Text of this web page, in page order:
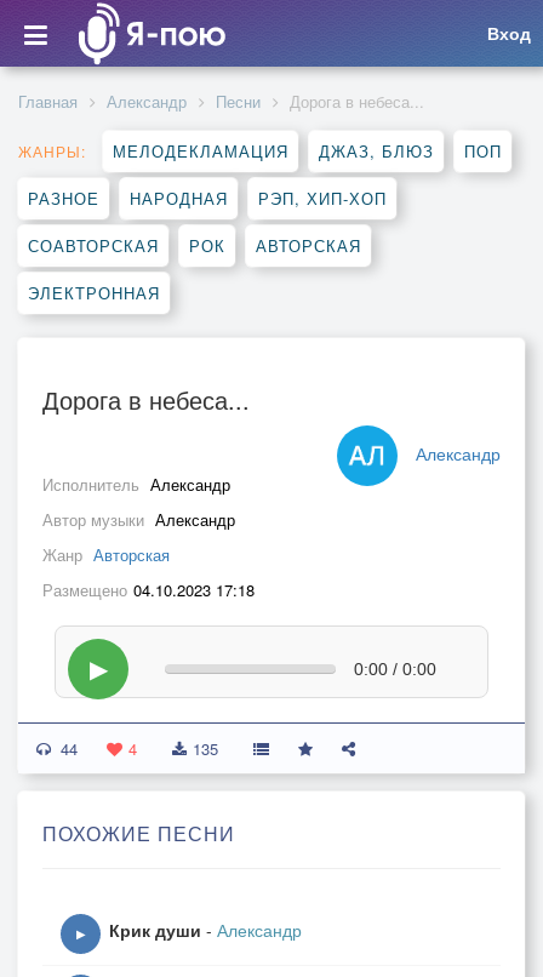
Вход
Главная Александр Песни Дорога в небеса...
ЖАНРЫ: МЕЛОДЕКЛАМАЦИЯ ДЖАЗ, БЛЮЗ ПОП
РАЗНОЕ НАРОДНАЯ РЭП, ХИП-ХОП
СОАВТОРСКАЯ РОК АВТОРСКАЯ
ЭЛЕКТРОННАЯ
Дорога в небеса...
Александр
Исполнитель Александр
Автор музыки Александр
Жанр Авторская
Размещено 04.10.2023 17:18
▶ 0:00 / 0:00
44 4 135
ПОХОЖИЕ ПЕСНИ
▶ Крик души - Александр